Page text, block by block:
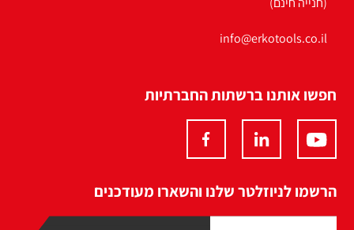
info@erkotools.co.il
חפשו אותנו ברשתות החברתיות
הרשמו לניוזלטר שלנו והשארו מעודכנים